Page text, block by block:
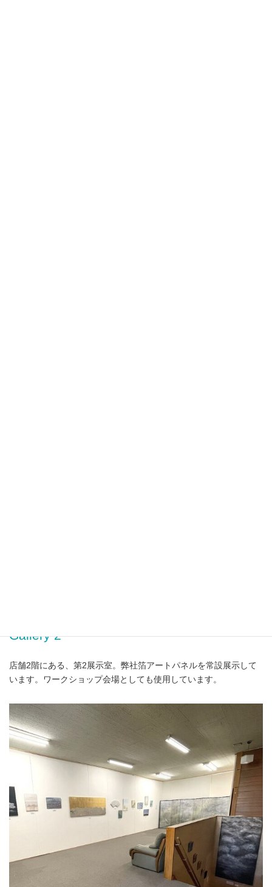
Gallery 2
店舗2階にある、第2展示室。弊社箔アートパネルを常設展示して
います。ワークショップ会場としても使用しています。